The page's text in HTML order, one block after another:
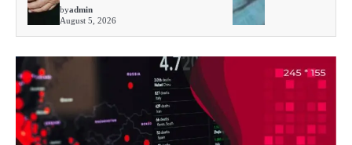
byadmin
August 5, 2026